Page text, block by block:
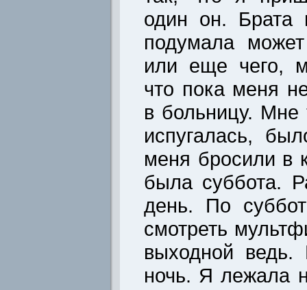
один он. Брата
подумала
или еще чего,
что пока меня
в больницу.
испугалась,
меня бросили в
была суббота.
день. По
смотреть
выходной ведь.
ночь. Я лежала